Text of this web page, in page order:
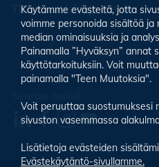
Tilaa uutiskirjeemme
Käytämme evästeitä, jotta
voimme personoida sisältöä
median ominaisuuksia ja
Painamalla ”Hyväksyn” annat
käyttötarkoituksiin. Voit
painamalla "Teen Muutoksia".
Voit peruuttaa suostumuksesi
sivuston vasemmassa
Lisätietoja evästeiden
Evästekäytäntö-sivullamme.